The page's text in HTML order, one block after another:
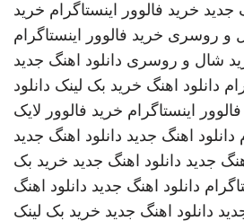
جدید خرید فالوور اینستاگرام خرید
و روسری خرید فالوور اینستاگرام
شال و روسری دانلود اهنگ جدید
دانلود اهنگ خرید بک لینک دانلود
اینستاگرام خرید فالوور لایک
دانلود اهنگ جدید دانلود اهنگ جدید
جدید دانلود اهنگ جدید خرید بک
دانلود اهنگ جدید دانلود اهنگ
دانلود اهنگ جدید خرید بک لینک